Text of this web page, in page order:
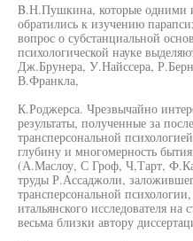
B.Н.Пушкина, которые одними
обратились к изучению
вопрос о субстанциальной
психологической науке
Дж.Брунера, У.Найссера,
В.Франкла,
К.Роджерса. Чрезвычайно
результаты, полученные за
трансперсональной
глубину и многомерность
(А.Маслоу, С Гроф, Ч,Тарт,
труды Р.Ассаджоли,
трансперсональной
итальянского исследователя
весьма близки автору